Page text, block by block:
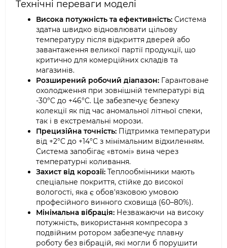
Технічні переваги моделі
Висока потужність та ефективність: Система
здатна швидко відновлювати цільову
температуру після відкриття дверей або
завантаження великої партії продукції, що
критично для комерційних складів та
магазинів.
Розширений робочий діапазон: Гарантоване
охолодження при зовнішній температурі від
-30°C до +46°C. Це забезпечує безпеку
колекції як під час аномальної літньої спеки,
так і в екстремальні морози.
Прецизійна точність: Підтримка температури
від +2°C до +14°C з мінімальним відхиленням.
Система запобігає «втомі» вина через
температурні коливання.
Захист від корозії: Теплообмінники мають
спеціальне покриття, стійке до високої
вологості, яка є обов'язковою умовою
професійного винного сховища (60–80%).
Мінімальна вібрація: Незважаючи на високу
потужність, використання компресора з
подвійним ротором забезпечує плавну
роботу без вібрацій, які могли б порушити